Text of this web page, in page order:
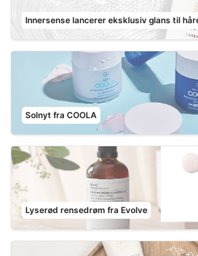
Innersense lancerer eksklusiv glans til
Solnyt fra COOLA
Lyserød rensedrøm fra Evolve